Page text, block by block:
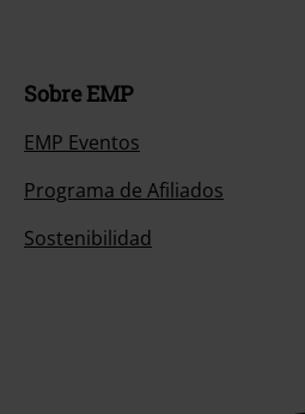
Sobre EMP
EMP Eventos
Programa de Afiliados
Sostenibilidad